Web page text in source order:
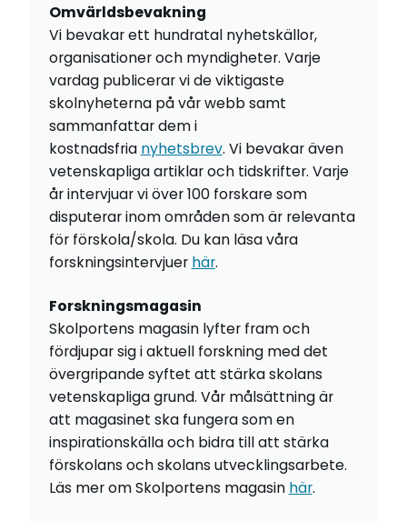
Omvärldsbevakning
Vi bevakar ett hundratal nyhetskällor,
organisationer och myndigheter. Varje
vardag publicerar vi de viktigaste
skolnyheterna på vår webb samt
sammanfattar dem i
kostnadsfria nyhetsbrev. Vi bevakar även
vetenskapliga artiklar och tidskrifter. Varje
år intervjuar vi över 100 forskare som
disputerar inom områden som är relevanta
för förskola/skola. Du kan läsa våra
forskningsintervjuer här.
Forskningsmagasin
Skolportens magasin lyfter fram och
fördjupar sig i aktuell forskning med det
övergripande syftet att stärka skolans
vetenskapliga grund. Vår målsättning är
att magasinet ska fungera som en
inspirationskälla och bidra till att stärka
förskolans och skolans utvecklingsarbete.
Läs mer om Skolportens magasin här.